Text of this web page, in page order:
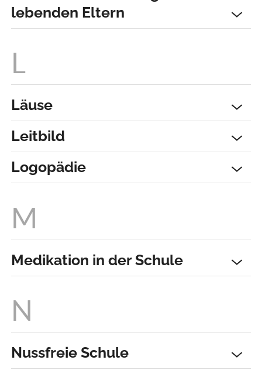
lebenden Eltern
Läuse
Leitbild
Logopädie
Medikation in der Schule
Nussfreie Schule